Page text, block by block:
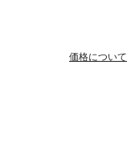
価格について